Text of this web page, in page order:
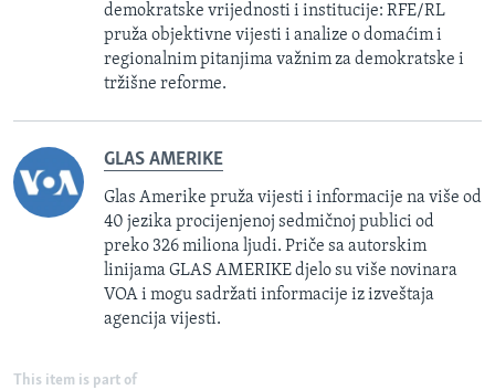
demokratske vrijednosti i institucije: RFE/RL
pruža objektivne vijesti i analize o domaćim i
regionalnim pitanjima važnim za demokratske i
tržišne reforme.
GLAS AMERIKE
Glas Amerike pruža vijesti i informacije na više od
40 jezika procijenjenoj sedmičnoj publici od
preko 326 miliona ljudi. Priče sa autorskim
linijama GLAS AMERIKE djelo su više novinara
VOA i mogu sadržati informacije iz izveštaja
agencija vijesti.
This item is part of